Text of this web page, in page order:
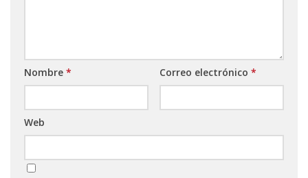
Nombre * Correo electrónico *
Web